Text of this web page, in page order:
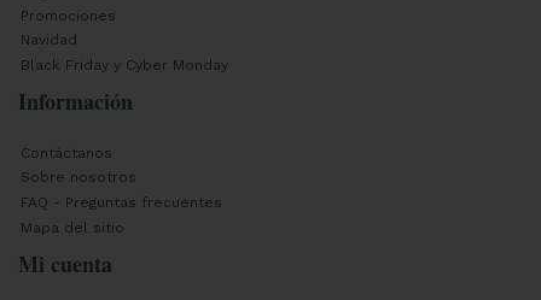
Promociones
Navidad
Black Friday y Cyber Monday
Información
Contáctanos
Sobre nosotros
FAQ - Preguntas frecuentes
Mapa del sitio
Mi cuenta